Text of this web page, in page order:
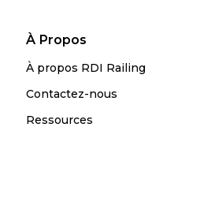
À Propos
À propos RDI Railing
Contactez-nous
Ressources